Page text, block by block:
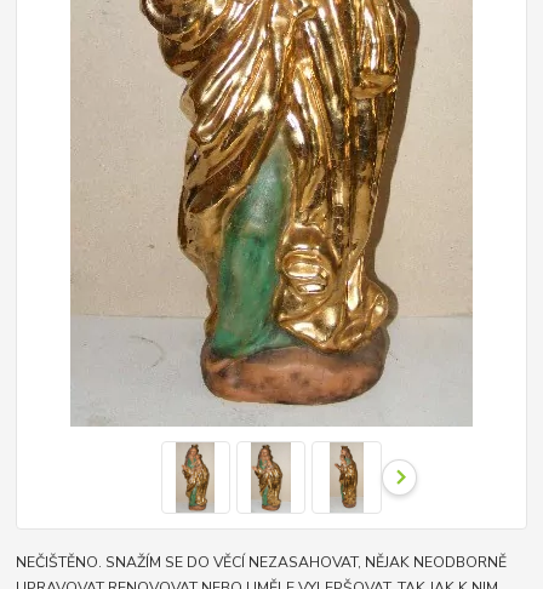
NEČIŠTĚNO. SNAŽÍM SE DO VĚCÍ NEZASAHOVAT, NĚJAK NEODBORNĚ